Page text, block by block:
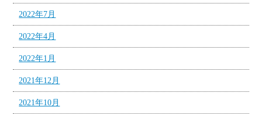
2022年7月
2022年4月
2022年1月
2021年12月
2021年10月